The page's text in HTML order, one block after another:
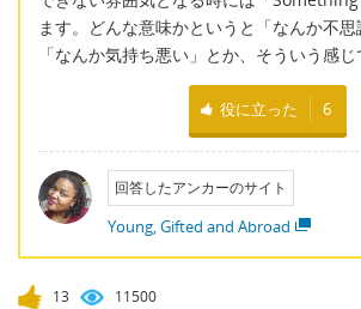
ます。どんな意味かというと「なんか不
「なんか気持ち悪い」とか、そういう感じ
役に立った 6
回答したアンカーのサイト
Young, Gifted and Abroad
13 11500